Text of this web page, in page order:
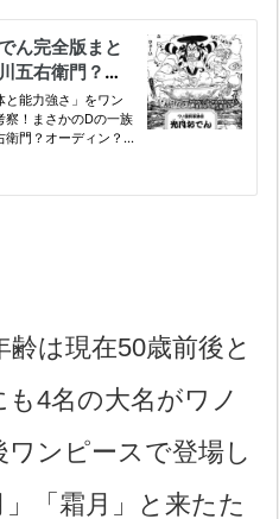
は現在50歳前後と
4名の大名がワノ
ンピースで登場し
「霜月」と来たた